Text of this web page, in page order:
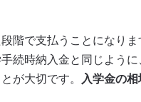
階で支払うことになりま
手続時納入金と同じよう
が大切です。
入学金の